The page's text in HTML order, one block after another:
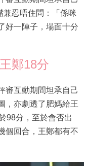
兼忍唔住問：「係咪
好一陣子，場面十分
鄭18分
審互動期間坦承自己
，亦劇透了肥媽給王
98分，至於會否出
個回合，王鄭都有不